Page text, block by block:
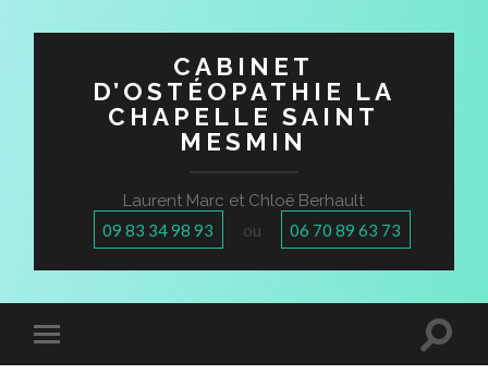
CABINET
D’OSTÉOPATHIE LA
CHAPELLE SAINT
MESMIN
Laurent Marc et Chloë Berhault
09 83 34 98 93
ou 06 70 89 63 73